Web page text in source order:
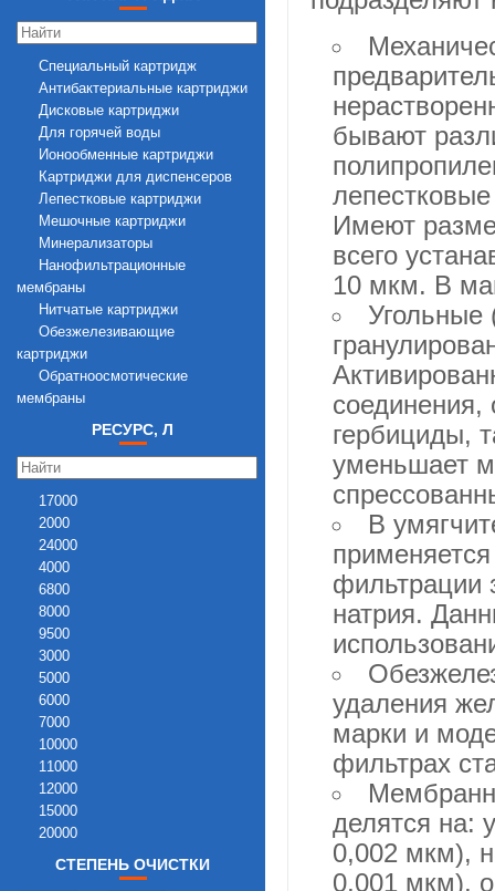
7,2
0,13
0,2
0,3
1
1,3
1,5
2
3
4
5
8
10
15
20
25
35
50
Специальный картридж
Антибактериальные картриджи
Дисковые картриджи
Для горячей воды
Ионообменные картриджи
Картриджи для диспенсеров
Лепестковые картриджи
Мешочные картриджи
Минерализаторы
Нанофильтрационные
мембраны
Нитчатые картриджи
Обезжелезивающие
картриджи
Обратноосмотические
мембраны
Полипропиленовые картриджи
Пустые контейнеры
Сетчатые картриджи
Ультрафильтрационные
мембраны
РЕСУРС, Л
17000
2000
24000
4000
6800
8000
9500
3000
5000
6000
7000
10000
11000
12000
15000
20000
30000
СТЕПЕНЬ ОЧИСТКИ
бывают
Имеют
всего
10 мкм. В
Угольные
соединения,
гербициды,
уменьшает
В
фильтрации
натрия.
удаления
марки и
фильтрах
делятся на:
0,002 мкм),
0,001 мкм),